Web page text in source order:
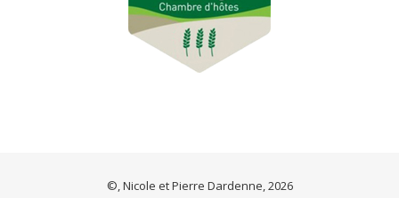
©, Nicole et Pierre Dardenne, 2026